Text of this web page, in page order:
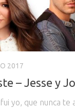
2017
– Jesse y
yo, que nunca te